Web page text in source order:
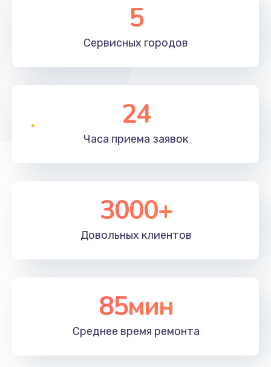
5
Сервисных городов
24
Часа приема заявок
3000+
Довольных клиентов
85мин
Среднее время ремонта